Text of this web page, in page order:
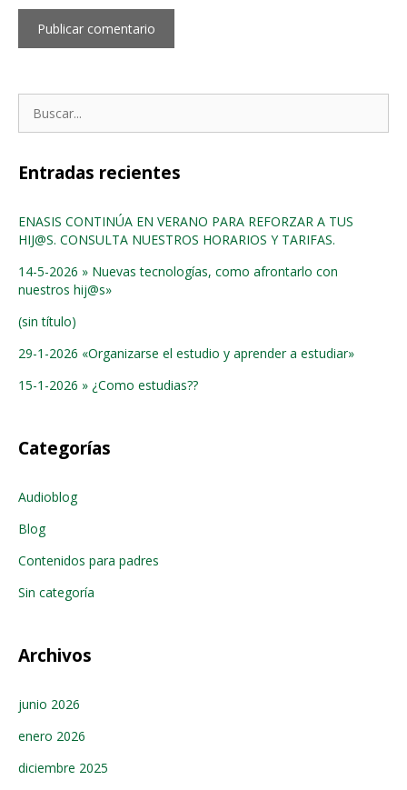
Entradas recientes
ENASIS CONTINÚA EN VERANO PARA REFORZAR A TUS
HIJ@S. CONSULTA NUESTROS HORARIOS Y TARIFAS.
14-5-2026 » Nuevas tecnologías, como afrontarlo con
nuestros hij@s»
(sin título)
29-1-2026 «Organizarse el estudio y aprender a estudiar»
15-1-2026 » ¿Como estudias??
Categorías
Audioblog
Blog
Contenidos para padres
Sin categoría
Archivos
junio 2026
enero 2026
diciembre 2025